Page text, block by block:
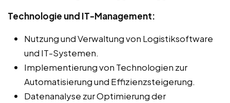
Technologie und IT-Management:
Nutzung und Verwaltung von Logistiksoftware
und IT-Systemen.
Implementierung von Technologien zur
Automatisierung und Effizienzsteigerung.
Datenanalyse zur Optimierung der